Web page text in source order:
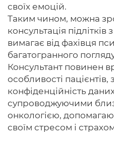
своїх емоцій.
Таким чином, можна
консультація
вимагає від фахівця
багатогранного
Консультант повинен
особливості пацієнтів,
конфіденційність
супроводжуючими
онкологією,
своїм стресом і